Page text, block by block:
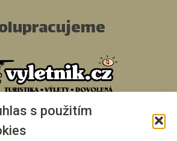
s použitím